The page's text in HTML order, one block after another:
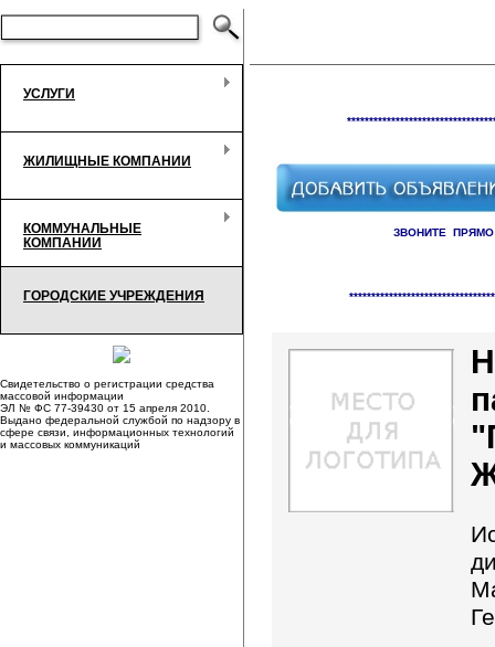
УСЛУГИ
ЖИЛИЩНЫЕ КОМПАНИИ
КОММУНАЛЬНЫЕ
КОМПАНИИ
ГОРОДСКИЕ УЧРЕЖДЕНИЯ
Свидетельство о регистрации средства
массовой информации
ЭЛ № ФС 77-39430 от 15 апреля 2010.
Выдано федеральной службой по надзору в
сфере связи, информационных технологий
и массовых коммуникаций
ЗВОНИТЕ
Справочник